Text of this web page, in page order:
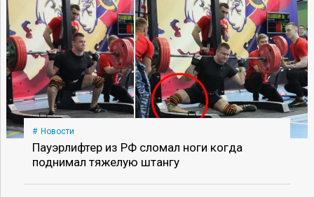
Новости
Пауэрлифтер из РФ сломал ноги когда
поднимал тяжелую штангу